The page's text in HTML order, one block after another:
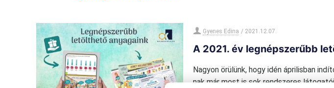
Gyenes Edina / 2021.12.07.
A 2021. év legnépszerűbb
Nagyon örülünk, hogy idén áprilisban
nak már most is sok rendszeres